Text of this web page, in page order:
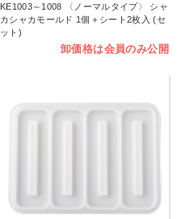
KE1003～1008 〈ノーマルタイプ〉 シャ
カシャカモールド 1個＋シート2枚入 (セ
ット)
卸価格は会員のみ公開